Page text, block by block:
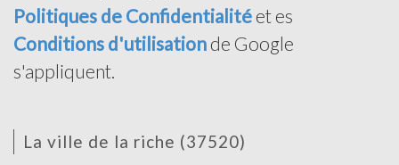
Politiques de Confidentialité et es
Conditions d'utilisation de Google
s'appliquent.
la ville de la riche (37520)